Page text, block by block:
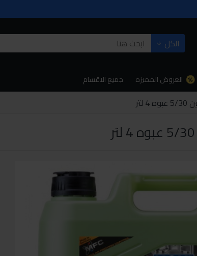
الكل
العروض المميزه جميع الاقسام